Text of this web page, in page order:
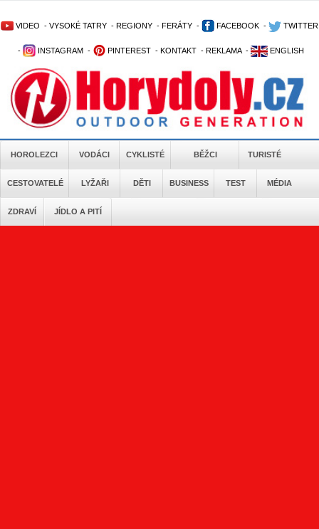
VIDEO - VYSOKÉ TATRY - REGIONY - FERÁTY - FACEBOOK - TWITTER
- INSTAGRAM - PINTEREST - KONTAKT - REKLAMA - ENGLISH
HOROLEZCI VODÁCI CYKLISTÉ BĚŽCI TURISTÉ
CESTOVATELÉ LYŽAŘI DĚTI BUSINESS TEST MÉDIA
ZDRAVÍ JÍDLO A PITÍ